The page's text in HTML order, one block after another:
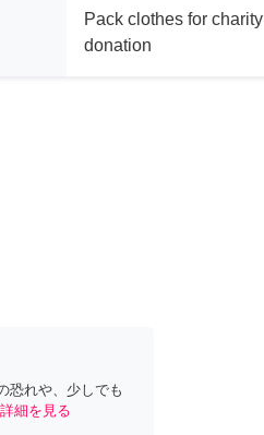
Pack clothes for charity
donation
恐れや、少しでも
詳細を見る